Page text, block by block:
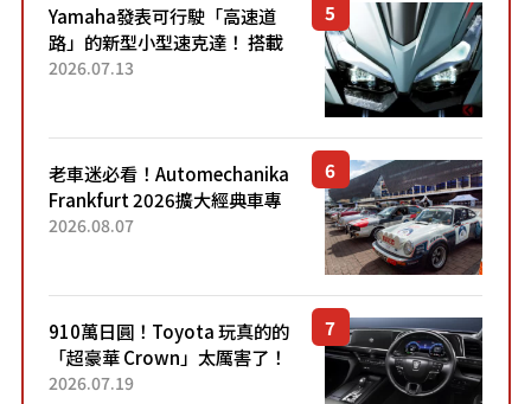
Yamaha發表可行駛「高速道
路」的新型小型速克達！ 搭載
能享受超強勁「渦輪感」的動
2026.07.13
老車迷必看！Automechanika
Frankfurt 2026擴大經典車專
區 1954年珍稀古董車現場修復
2026.08.07
910萬日圓！Toyota 玩真的的
「超豪華 Crown」太厲害了！
採用由「匠人技藝」打造的
2026.07.19